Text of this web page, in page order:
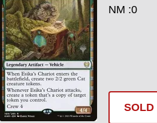
NM :0
SOLD